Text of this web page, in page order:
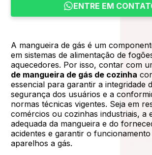
ENTRE EM
A mangueira de gás é um
em sistemas de alimentação de
aquecedores. Por isso, contar com
de mangueira de gás de cozinha
essencial para garantir a integridade
segurança dos usuários e a
normas técnicas vigentes. Seja em
comércios ou cozinhas industriais, a
adequada da mangueira e do
acidentes e garantir o
aparelhos a gás.